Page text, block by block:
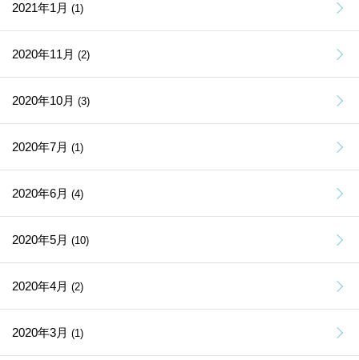
2021年1月 (1)
2020年11月 (2)
2020年10月 (3)
2020年7月 (1)
2020年6月 (4)
2020年5月 (10)
2020年4月 (2)
2020年3月 (1)